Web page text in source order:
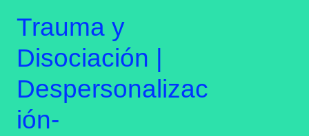
contenido
Trauma y
Disociación |
Despersonalizac
ión-